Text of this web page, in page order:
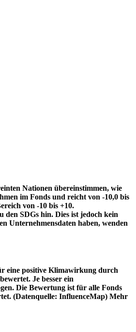
Nationen übereinstimmen, wie
im Fonds und reicht von -10,0 bis
von -10 bis +10.
den SDGs hin. Dies ist jedoch kein
Unternehmensdaten haben, wenden
eine positive Klimawirkung durch
Je besser ein
Die Bewertung ist für alle Fonds
(Datenquelle: InfluenceMap) Mehr